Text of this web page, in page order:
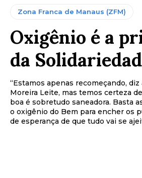
Zona Franca de Manaus (ZFM)
Oxigênio é a
da
“Estamos apenas recomeçando,
Moreira Leite, mas temos certeza
boa é sobretudo saneadora. Basta
o oxigênio do Bem para encher os
de esperança de que tudo vai se